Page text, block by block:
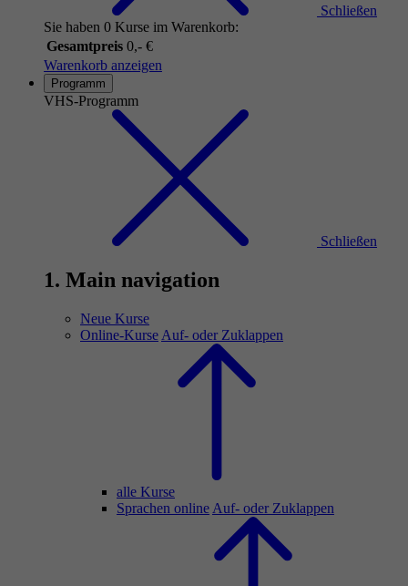
Schließen
Sie haben 0 Kurse im Warenkorb:
Gesamtpreis 0,- €
Warenkorb anzeigen
Programm
VHS-Programm
Schließen
1. Main navigation
Neue Kurse
Online-Kurse Auf- oder Zuklappen
alle Kurse
Sprachen online Auf- oder Zuklappen